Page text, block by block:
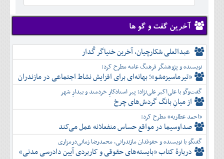
دی
بهمن
اسفند
آبان
آذر
دی
بهمن
اسفند
شهريور
مهر
آبان
آذر
دی
بهمن
اسفند
تير
مرداد
شهريور
مهر
آبان
آذر
دی
بهمن
اسفند
آخرین گفت و گو ها
عبدالعلی شکارچیان، آخرین خنیاگر گُدار
نویسنده و پژوهشگر فرهنگ عامه مطرح کرد:
«تیرماسیزه‌شو»؛ بهانه‌ای برای افزایش نشاط اجتماعی در مازندران
گفت‌وگو با علی‌اکبر علی‌نژاد؛ پیر استادکارِ خردمند و بیدارِ شهر
از میانِ بانگ گردش‌های چرخ
«احمد عطاریه» مطرح کرد:
صداوسیما در مواقع حساس منفعلانه عمل می‌کند
گفتگو با نویسنده و حقوقدان مازندرانی، محمدرضا زمانی‌درمزاری
دربارۀ کتاب ”بایسته‌های حقوقی و کاربردی آیین دادرسی مدنی»